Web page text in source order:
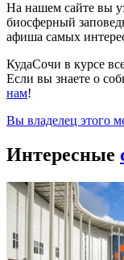
На нашем сайте вы
биосферный
афиша самых
КудаСочи в курсе
Если вы знаете о
нам!
Вы владелец этого
Интересные